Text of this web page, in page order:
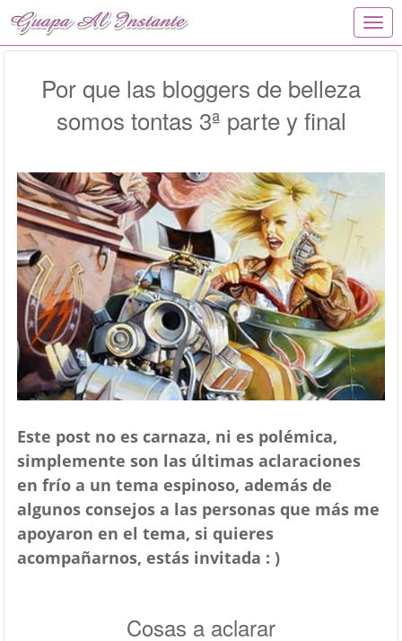
T
o
v
n
Por que las bloggers de belleza
somos tontas 3ª parte y final
Este post no es carnaza, ni es polémica,
simplemente son las últimas aclaraciones
en frío a un tema espinoso, además de
algunos consejos a las personas que más me
apoyaron en el tema, si quieres
acompañarnos, estás invitada : )
Cosas a aclarar